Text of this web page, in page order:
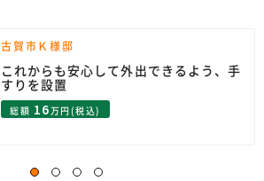
古賀市Ｋ様邸
これからも安心して外出できるよう、手
すりを設置
総額 16万円(税込)